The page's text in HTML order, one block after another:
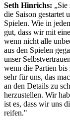
Seth Hinrichs:
die Saison gestartet
Spielen. Wie in
gut, dass wir mit
wenn nicht alle
aus den Spielen
unser
wenn die Partien
sehr für uns, das
an den Details zu
herzustellen. Wir
ist es, dass wir uns
reifen."